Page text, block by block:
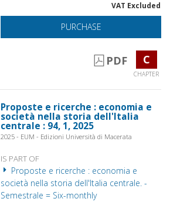
VAT Excluded
PURCHASE
PDF C
CHAPTER
Proposte e ricerche : economia e
società nella storia dell'Italia
centrale : 94, 1, 2025
2025 - EUM - Edizioni Università di Macerata
IS PART OF
Proposte e ricerche : economia e
società nella storia dell'Italia centrale. -
Semestrale = Six-monthly